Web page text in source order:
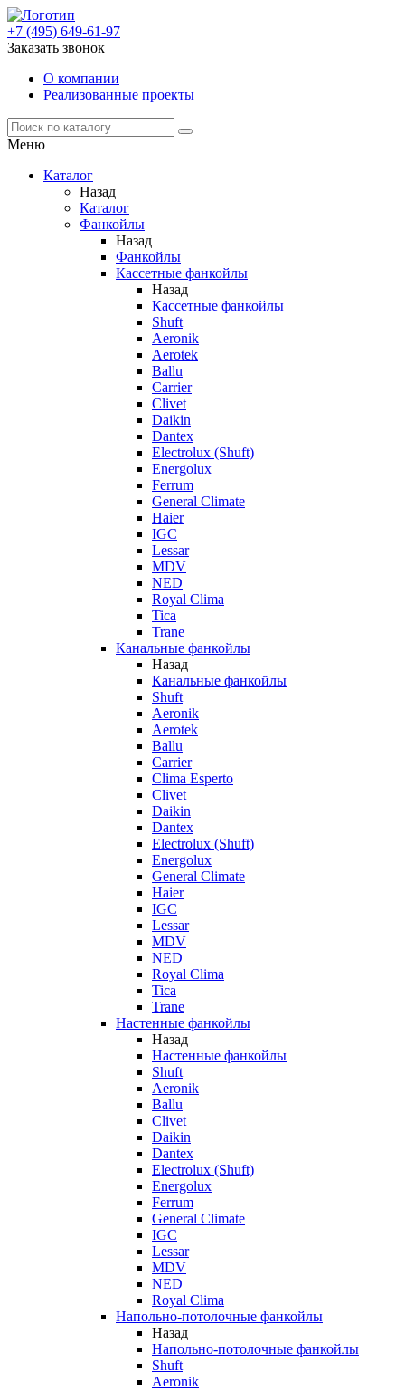
+7 (495) 649-61-97
Заказать звонок
О компании
Реализованные проекты
Меню
Каталог
Назад
Каталог
Фанкойлы
Назад
Фанкойлы
Кассетные фанкойлы
Назад
Кассетные фанкойлы
Shuft
Aeronik
Aerotek
Ballu
Carrier
Clivet
Daikin
Dantex
Electrolux (Shuft)
Energolux
Ferrum
General Climate
Haier
IGC
Lessar
MDV
NED
Royal Clima
Tica
Trane
Канальные фанкойлы
Назад
Канальные фанкойлы
Shuft
Aeronik
Aerotek
Ballu
Carrier
Clima Esperto
Clivet
Daikin
Dantex
Electrolux (Shuft)
Energolux
General Climate
Haier
IGC
Lessar
MDV
NED
Royal Clima
Tica
Trane
Настенные фанкойлы
Назад
Настенные фанкойлы
Shuft
Aeronik
Ballu
Clivet
Daikin
Dantex
Electrolux (Shuft)
Energolux
Ferrum
General Climate
IGC
Lessar
MDV
NED
Royal Clima
Напольно-потолочные фанкойлы
Назад
Напольно-потолочные фанкойлы
Shuft
Aeronik